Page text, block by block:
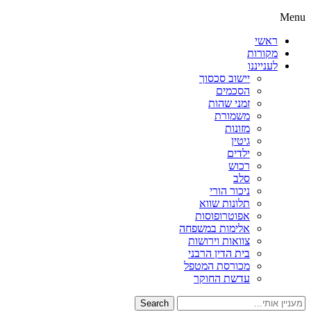
Menu
ראשי
מקורות
לענייננו
יישוב סכסוך
הסכמים
זמני שהות
משמורת
מזונות
גיטין
ילדים
רכוש
סלב
ניכור הורי
תלונות שווא
אפוטרופוסות
אלימות במשפחה
צוואות וירושות
בית הדין הרבני
מכורסת המטפל
עדשת החוקר
Search